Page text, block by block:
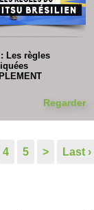
Les règles
Regarder
4 5 > Last ›